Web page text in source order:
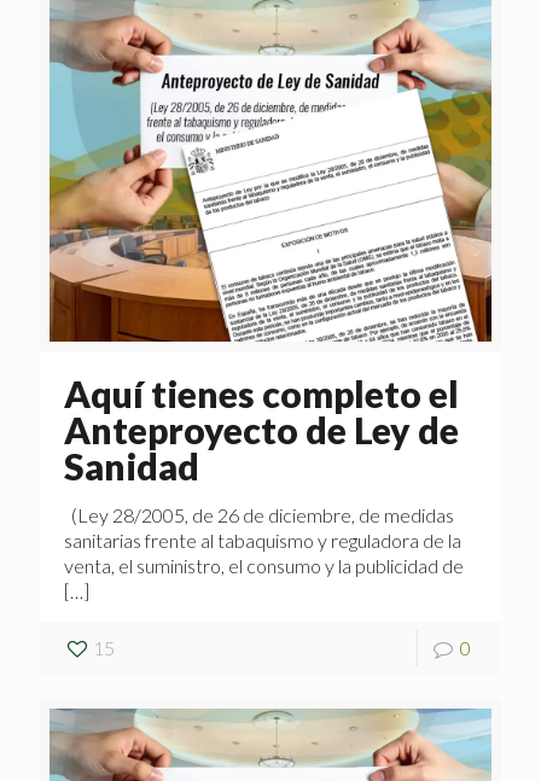
Aquí tienes completo el
Anteproyecto de Ley de
Sanidad
(Ley 28/2005, de 26 de diciembre, de medidas
sanitarias frente al tabaquismo y reguladora de la
venta, el suministro, el consumo y la publicidad de
[…]
15 0